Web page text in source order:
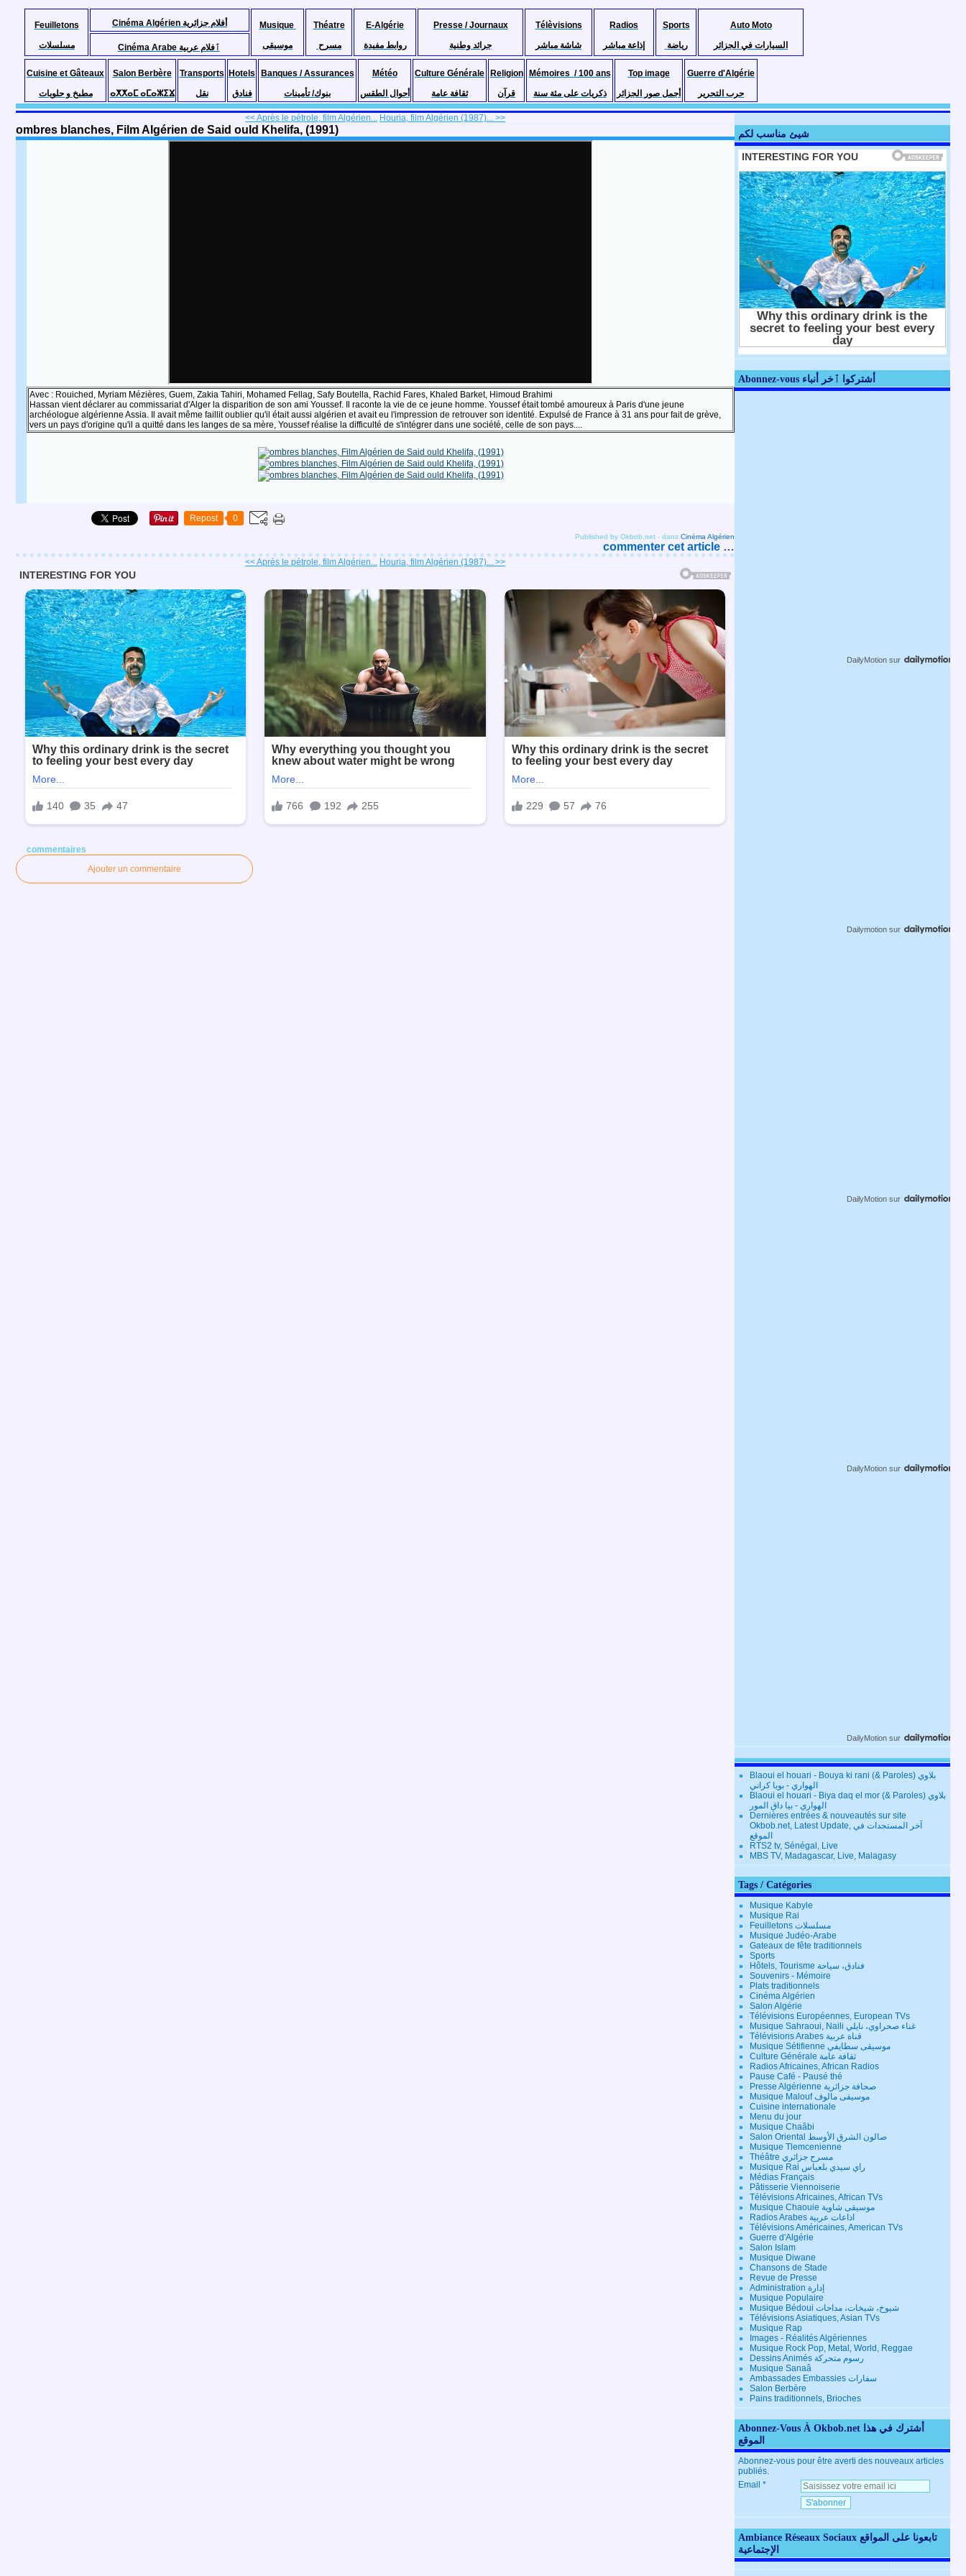
Feuilletons
مسلسلات
Cinéma Algérien أفلام جزائرية
Musique
موسيقى
Théatre
مسرح
E-Algérie
روابط مفيدة
Presse / Journaux
جرائد وطنية
Télèvisions
شاشة مباشر
Radios
إذاعة مباشر
Sports
رياضة
Auto Moto
السيارات في الجزائر
Cinéma Arabe ٱفلام عربية
Cuisine et Gâteaux
مطبخ و حلويات
Salon Berbère
ⴰⵅⵅⴰⵎ ⴰⵎⴰⵣⵉⴴ
Transports
نقل
Hotels
فنادق
Banques / Assurances
بنوك/ تأمينات
Météo
أحوال الطقس
Culture Générale
ثقافة عامة
Religion
قرآن
Mémoires / 100 ans
ذكريات على مئة سنة
Top image
أجمل صور الجزائر
Guerre d'Algérie
حرب التحرير
<< Après le pétrole, film Algérien... Houria, film Algérien (1987)... >>
ombres blanches, Film Algérien de Said ould Khelifa, (1991)
Avec : Rouiched, Myriam Mézières, Guem, Zakia Tahiri, Mohamed Fellag, Safy Boutella, Rachid Fares, Khaled Barket, Himoud Brahimi
Hassan vient déclarer au commissariat d'Alger la disparition de son ami Youssef. Il raconte la vie de ce jeune homme. Youssef était tombé amoureux à Paris d'une jeune
archéologue algérienne Assia. Il avait même faillit oublier qu'il était aussi algérien et avait eu l'impression de retrouver son identité. Expulsé de France à 31 ans pour fait de grève,
vers un pays d'origine qu'il a quitté dans les langes de sa mère, Youssef réalise la difficulté de s'intégrer dans une société, celle de son pays....
Repost 0
Published by Okbob.net - dans Cinéma Algérien
commenter cet article …
<< Après le pétrole, film Algérien... Houria, film Algérien (1987)... >>
commentaires
Ajouter un commentaire
شيئ مناسب لكم
Abonnez-vous أشتركوا ٱخر أنباء
DailyMotion sur
Dailymotion sur
DailyMotion sur
DailyMotion sur
DailyMotion sur
Blaoui el houari - Bouya ki rani (& Paroles) بلاوي
الهواري - بويا كراني
Blaoui el houari - Biya daq el mor (& Paroles) بلاوي
الهواري - بيا داق المور
Dernières entrées & nouveautés sur site
Okbob.net, Latest Update, آخر المستجدات في
الموقع
RTS2 tv, Sénégal, Live
MBS TV, Madagascar, Live, Malagasy
Tags / Catégories
Musique Kabyle
Musique Rai
Feuilletons مسلسلات
Musique Judéo-Arabe
Gateaux de fête traditionnels
Sports
Hôtels, Tourisme فنادق، سياحة
Souvenirs - Mémoire
Plats traditionnels
Cinéma Algérien
Salon Algérie
Télévisions Européennes, European TVs
Musique Sahraoui, Naili غناء صحراوي، نايلي
Télévisions Arabes قناة عربية
Musique Sétifienne موسيقى سطايفي
Culture Générale ثقافة عامة
Radios Africaines, African Radios
Pause Café - Pausé thé
Presse Algérienne صحافة جزائرية
Musique Malouf موسيقى مالوف
Cuisine internationale
Menu du jour
Musique Chaâbi
Salon Oriental صالون الشرق الأوسط
Musique Tlemcenienne
Théâtre مسرح جزائري
Musique Rai راي سيدي بلعباس
Médias Français
Pâtisserie Viennoiserie
Télévisions Africaines, African TVs
Musique Chaouie موسيقى شاوية
Radios Arabes اذاعات عربية
Télévisions Américaines, American TVs
Guerre d'Algérie
Salon Islam
Musique Diwane
Chansons de Stade
Revue de Presse
Administration إدارة
Musique Populaire
Musique Bédoui شيوخ، شيخات، مداحات
Télévisions Asiatiques, Asian TVs
Musique Rap
Images - Réalités Algériennes
Musique Rock Pop, Metal, World, Reggae
Dessins Animés رسوم متحركة
Musique Sanaâ
Ambassades Embassies سفارات
Salon Berbère
Pains traditionnels, Brioches
Abonnez-Vous À Okbob.net أشترك في هذا
الموقع
Abonnez-vous pour être averti des nouveaux articles
publiés.
Email
Ambiance Réseaux Sociaux تابعونا على المواقع
الإجتماعية